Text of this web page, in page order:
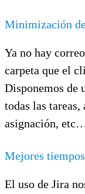
Minimización
Ya no hay
carpeta que el
Disponemos de
todas las tareas,
asignación,
Mejores
El uso de Jira